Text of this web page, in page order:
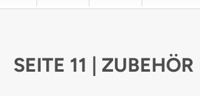
PressSEITE 11 |